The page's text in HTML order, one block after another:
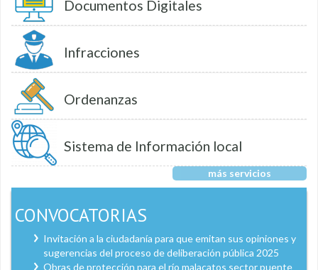
Documentos Digitales
Infracciones
Ordenanzas
Sistema de Información local
más servicios
CONVOCATORIAS
Invitación a la ciudadanía para que emitan sus opiniones y
sugerencias del proceso de deliberación pública 2025
Obras de protección para el río malacatos sector puente